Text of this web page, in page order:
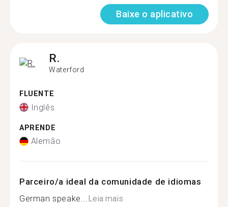
Baixe o aplicativo
R.
Waterford
FLUENTE
Inglês
APRENDE
Alemão
Parceiro/a ideal da comunidade de idiomas
German speake...Leia mais